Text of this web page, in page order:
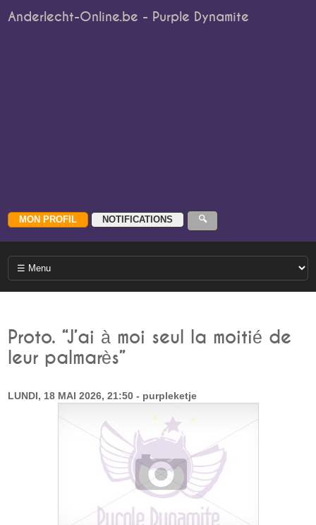
Anderlecht-Online.be - Purple Dynamite
Proto. “J’ai à moi seul la moitié de
leur palmarès”
LUNDI, 18 MAI 2026, 21:50 - purpleketje